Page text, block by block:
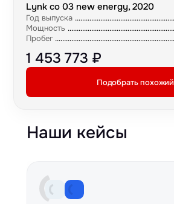
Lynk co 03 new energy, 2020
Год выпуска
Мощность
Пробег
1 453 773 ₽
Подобрать похожий
Наши кейсы